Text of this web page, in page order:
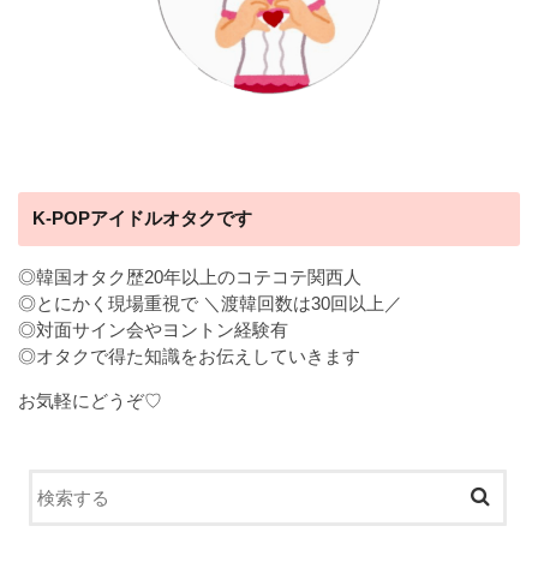
K-POPアイドルオタクです
◎韓国オタク歴20年以上のコテコテ関西人
◎とにかく現場重視で ＼渡韓回数は30回以上／
◎対面サイン会やヨントン経験有
◎オタクで得た知識をお伝えしていきます
お気軽にどうぞ♡